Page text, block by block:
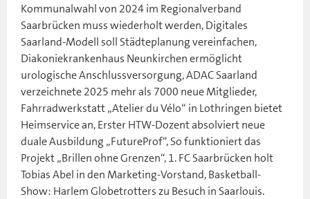
Kommunalwahl von 2024 im Regionalverband
Saarbrücken muss wiederholt werden, Digitales
Saarland-Modell soll Städteplanung vereinfachen,
Diakoniekrankenhaus Neunkirchen ermöglicht
urologische Anschlussversorgung, ADAC Saarland
verzeichnete 2025 mehr als 7000 neue Mitglieder,
Fahrradwerkstatt „Atelier du Vélo“ in Lothringen bietet
Heimservice an, Erster HTW-Dozent absolviert neue
duale Ausbildung „FutureProf“, So funktioniert das
Projekt „Brillen ohne Grenzen“, 1. FC Saarbrücken holt
Tobias Abel in den Marketing-Vorstand, Basketball-
Show: Harlem Globetrotters zu Besuch in Saarlouis.